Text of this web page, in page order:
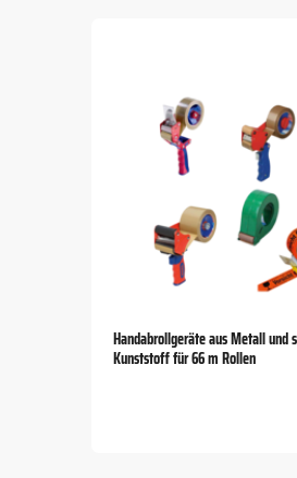
Handabrollgeräte aus Metall und
Kunststoff für 66 m Rollen